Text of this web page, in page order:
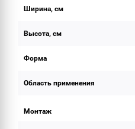
Ширина, см
Высота, см
Форма
Область применения
Монтаж